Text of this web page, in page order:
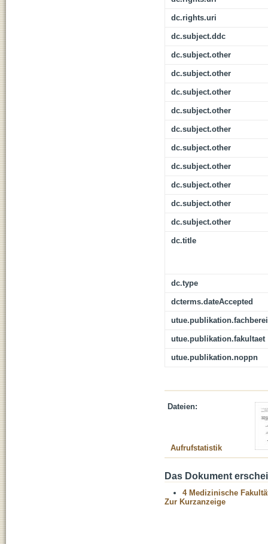
dc.rights.uri
dc.subject.ddc
dc.subject.other
dc.subject.other
dc.subject.other
dc.subject.other
dc.subject.other
dc.subject.other
dc.subject.other
dc.subject.other
dc.subject.other
dc.subject.other
dc.title
dc.type
dcterms.dateAccepted
utue.publikation.fakultaet
utue.publikation.noppn
Dateien:
Aufrufstatistik
Das Dokument
4 Medizinische
Zur Kurzanzeige